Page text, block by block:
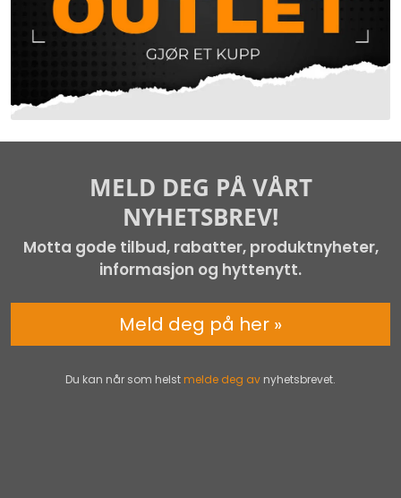
MELD DEG PÅ VÅRT
NYHETSBREV!
Motta gode tilbud, rabatter, produktnyheter,
informasjon og hyttenytt.
Du kan når som helst melde deg av nyhetsbrevet.
Meld deg på her »